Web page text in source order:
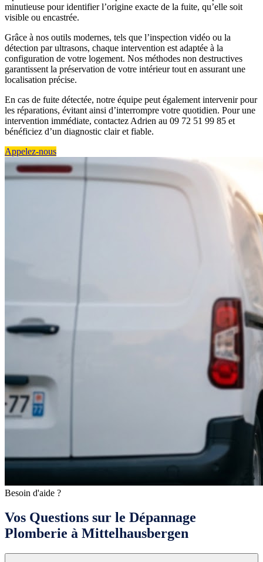
minutieuse pour identifier l’origine exacte de la fuite, qu’elle soit
visible ou encastrée.
Grâce à nos outils modernes, tels que l’inspection vidéo ou la
détection par ultrasons, chaque intervention est adaptée à la
configuration de votre logement. Nos méthodes non destructives
garantissent la préservation de votre intérieur tout en assurant une
localisation précise.
En cas de fuite détectée, notre équipe peut également intervenir pour
les réparations, évitant ainsi d’interrompre votre quotidien. Pour une
intervention immédiate, contactez Adrien au 09 72 51 99 85 et
bénéficiez d’un diagnostic clair et fiable.
Appelez-nous
Besoin d'aide ?
Vos Questions sur le Dépannage
Plomberie à Mittelhausbergen